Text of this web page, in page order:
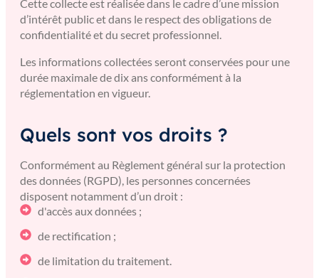
Cette collecte est réalisée dans le cadre d’une mission
d’intérêt public et dans le respect des obligations de
confidentialité et du secret professionnel.
Les informations collectées seront conservées pour une
durée maximale de dix ans conformément à la
réglementation en vigueur.
Quels sont vos droits ?
Conformément au Règlement général sur la protection
des données (RGPD), les personnes concernées
disposent notamment d’un droit :
d'accès aux données ;
de rectification ;
de limitation du traitement.